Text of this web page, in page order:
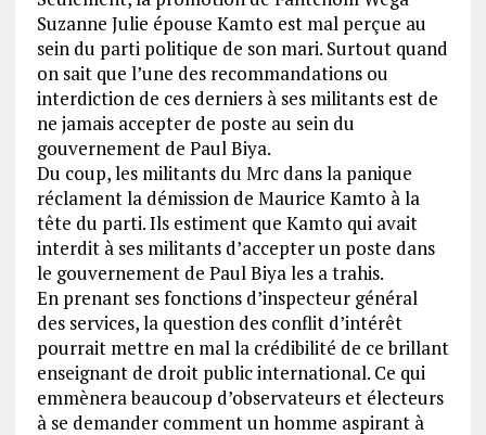
Suzanne Julie épouse Kamto est mal perçue au
sein du parti politique de son mari. Surtout quand
on sait que l’une des recommandations ou
interdiction de ces derniers à ses militants est de
ne jamais accepter de poste au sein du
gouvernement de Paul Biya.
Du coup, les militants du Mrc dans la panique
réclament la démission de Maurice Kamto à la
tête du parti. Ils estiment que Kamto qui avait
interdit à ses militants d’accepter un poste dans
le gouvernement de Paul Biya les a trahis.
En prenant ses fonctions d’inspecteur général
des services, la question des conflit d’intérêt
pourrait mettre en mal la crédibilité de ce brillant
enseignant de droit public international. Ce qui
emmènera beaucoup d’observateurs et électeurs
à se demander comment un homme aspirant à